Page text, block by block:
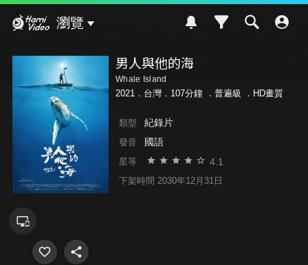
瀏覽
男人與他的海
Whale Island
2021．台灣．107分鐘 ． 普遍級 ．HD畫質
類型 紀錄片
發音 國語
星等 4.1
下架時間 2030年12月31日